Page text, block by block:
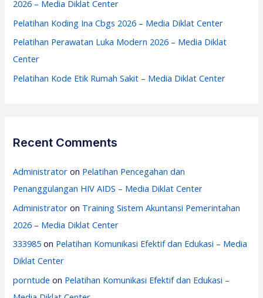
2026 – Media Diklat Center
Pelatihan Koding Ina Cbgs 2026 – Media Diklat Center
Pelatihan Perawatan Luka Modern 2026 – Media Diklat
Center
Pelatihan Kode Etik Rumah Sakit – Media Diklat Center
Recent Comments
Administrator on Pelatihan Pencegahan dan
Penanggulangan HIV AIDS – Media Diklat Center
Administrator on Training Sistem Akuntansi Pemerintahan
2026 – Media Diklat Center
333985 on Pelatihan Komunikasi Efektif dan Edukasi – Media
Diklat Center
porntude on Pelatihan Komunikasi Efektif dan Edukasi –